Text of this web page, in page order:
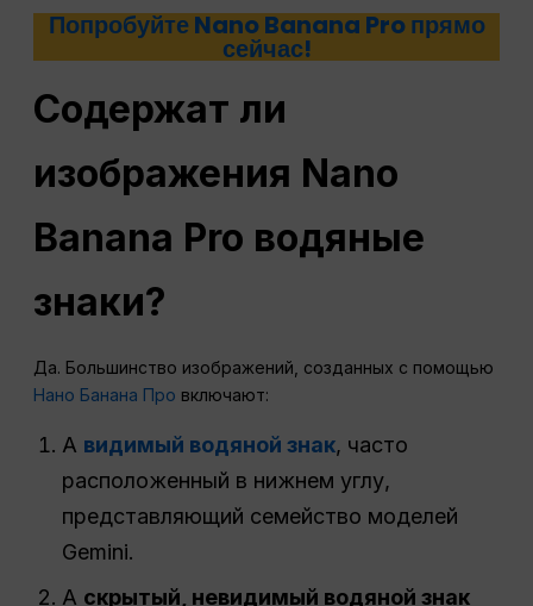
Попробуйте Nano Banana Pro прямо
сейчас!
Содержат ли
изображения Nano
Banana Pro водяные
знаки?
Да. Большинство изображений, созданных с помощью
Нано Банана Про включают:
A видимый водяной знак, часто
расположенный в нижнем углу,
представляющий семейство моделей
Gemini.
A скрытый, невидимый водяной знак